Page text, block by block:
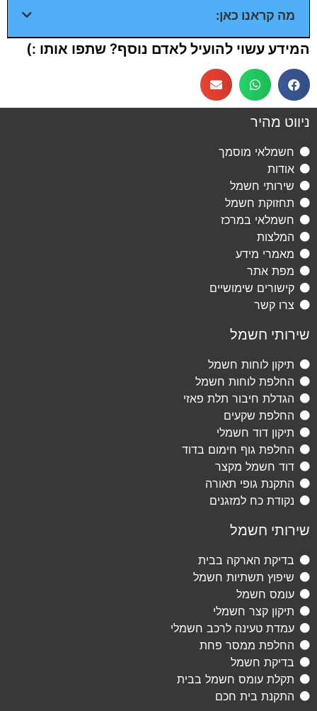
מה קראנו כאן:
המידע עשוי להועיל לאדם נוסף? שתפו אותו :)
ניווט מהיר
חשמלאי מוסמך
אודות
שירותי חשמל
תחזוקת חשמל
חשמלאי במרכז
המלצות
מאמרי מידע
מפת אתר
קישורים שימושיים
צרו קשר
שירותי חשמל
תיקון לוחות חשמל
החלפת לוחות חשמל
הגדלת חיבור תלת פאזי
החלפת שקעים
תיקון דוד חשמלי
החלפת גוף חימום בדוד
דוד חשמל מקצר
התקנת גופי תאורה
נקודת כח למזגנים
שירותי חשמל
בדיקת הארקה בבית
שיפוץ תשתיות חשמל
עומס חשמל
תיקון קצר חשמלי
עמדת טעינה לרכב חשמלי
החלפת ממסר פחת
בדיקת חשמל
תקלת עומס חשמל בבית
התקנת בית חכם